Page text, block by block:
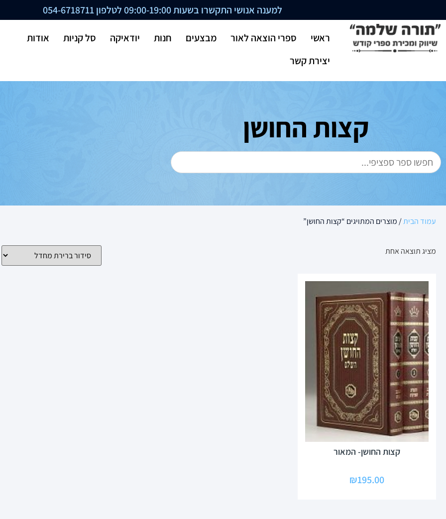
למענה אנושי התקשרו בשעות 09:00-19:00 לטלפון 054-6718711
ראשי ספרי הוצאה לאור מבצעים חנות יודאיקה סל קניות
אודות
יצירת קשר
קצות החושן
עמוד הבית/ מוצרים המתויגים “קצות החושן”
מציג תוצאה אחת
קצות החושן- המאור
₪195.00